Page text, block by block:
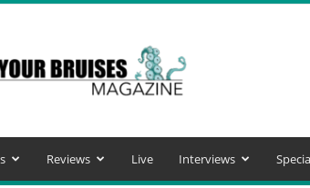
Your
Bruises
Magazine
Reviews Live Interviews